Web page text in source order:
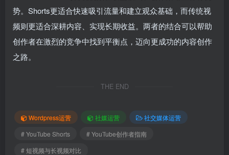
势。Shorts更适合快速吸引流量和建立观众基础，而传统视
频则更适合深耕内容、实现长期收益。两者的结合可以帮助
创作者在激烈的竞争中找到平衡点，迈向更成功的内容创作
之路。
THE END
Wordpress运营 社媒运营
社交媒体运营
# YouTube Shorts
# YouTube创作者指南
# 短视频与长视频对比